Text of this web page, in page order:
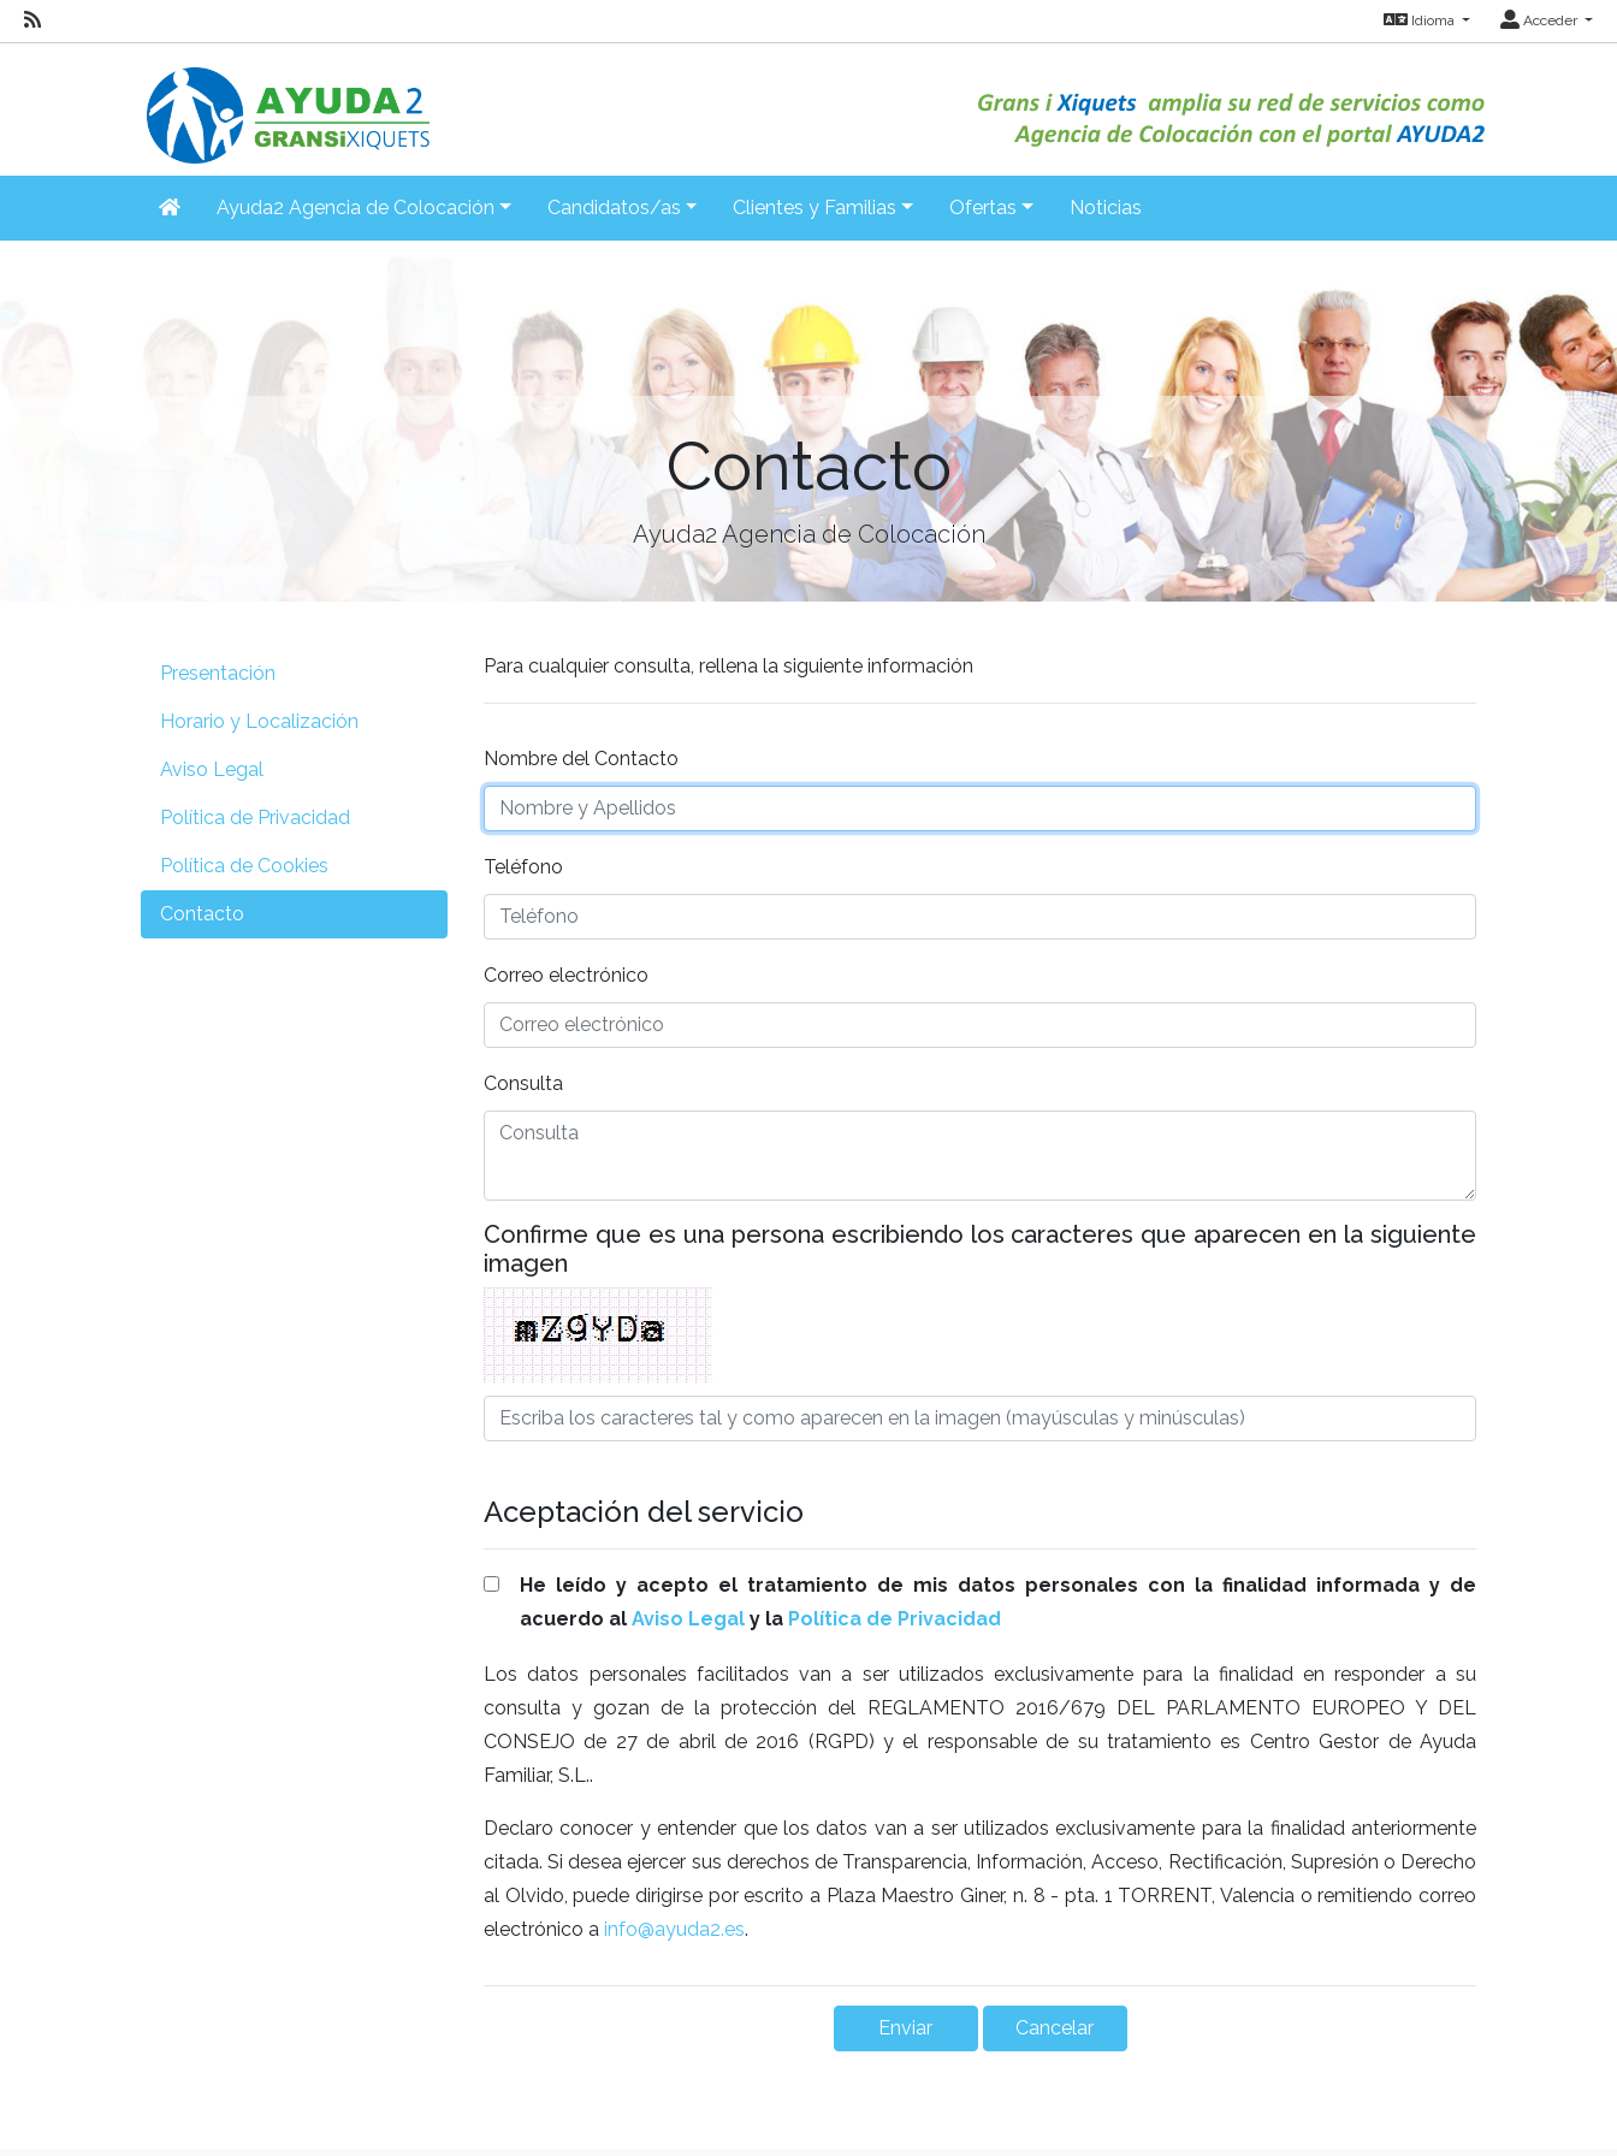
Idioma Acceder
Ayuda2 Agencia de Colocación Candidatos/as Clientes y Familias Ofertas Noticias
Contacto
Ayuda2 Agencia de Colocación
Presentación
Horario y Localización
Aviso Legal
Política de Privacidad
Política de Cookies
Contacto
Para cualquier consulta, rellena la siguiente información
Nombre del Contacto
Teléfono
Correo electrónico
Consulta
Confirme que es una persona escribiendo los caracteres que aparecen en la siguiente
imagen
Aceptación del servicio
He leído y acepto el tratamiento de mis datos personales con la finalidad informada y de
acuerdo al Aviso Legal y la Política de Privacidad
Los datos personales facilitados van a ser utilizados exclusivamente para la finalidad en responder a su
consulta y gozan de la protección del REGLAMENTO 2016/679 DEL PARLAMENTO EUROPEO Y DEL
CONSEJO de 27 de abril de 2016 (RGPD) y el responsable de su tratamiento es Centro Gestor de Ayuda
Familiar, S.L..
Declaro conocer y entender que los datos van a ser utilizados exclusivamente para la finalidad anteriormente
citada. Si desea ejercer sus derechos de Transparencia, Información, Acceso, Rectificación, Supresión o Derecho
al Olvido, puede dirigirse por escrito a Plaza Maestro Giner, n. 8 - pta. 1 TORRENT, Valencia o remitiendo correo
electrónico a info@ayuda2.es.